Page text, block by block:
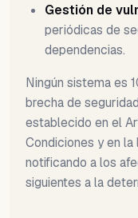
Gestión de
periódicas de
dependencias.
Ningún sistema es
brecha de
establecido en el
Condiciones y en la
notificando a los
siguientes a la